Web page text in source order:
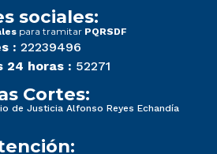
sociales:
para tramitar PQRSDF
: 22239496
24 horas : 52271
Cortes:
de Justicia Alfonso Reyes Echandía